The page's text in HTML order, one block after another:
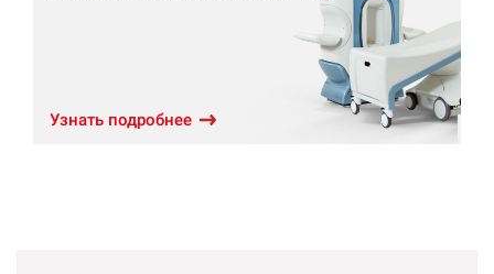
Узнать подробнее